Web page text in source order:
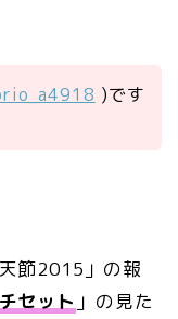
)です
節2015」の報
セット 」の見た